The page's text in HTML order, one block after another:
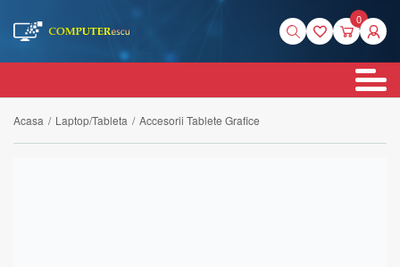
0
Acasa / Laptop/Tableta / Accesorii Tablete Grafice